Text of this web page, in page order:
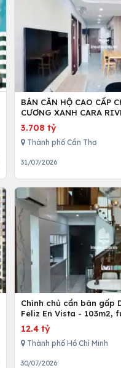
BÁN CĂN HỘ CAO CẤP
CƯƠNG XANH CARA
3.708 tỷ
Thành phố Cần Thơ
31/07/2026
Chính chủ cần bán gấp
Feliz En Vista - 103m2,
cấp
12.4 tỷ
Thành phố Hồ Chí Minh
30/07/2026